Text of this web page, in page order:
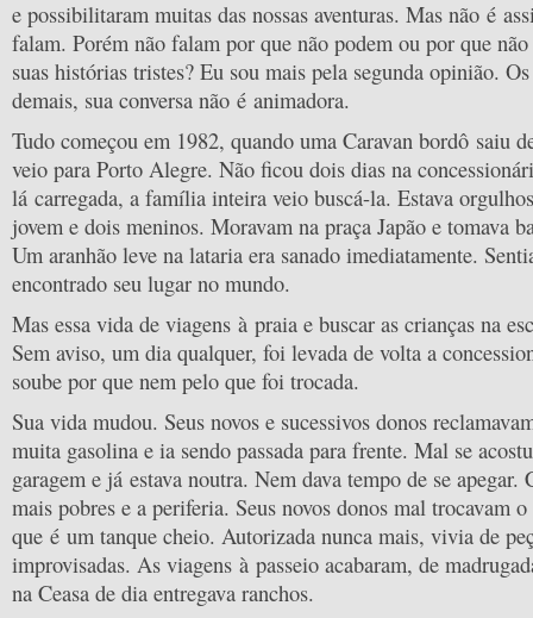
e possibilitaram muitas das nossas aventuras. Mas não é
falam. Porém não falam por que não podem ou por que
suas histórias tristes? Eu sou mais pela segunda opinião.
demais, sua conversa não é animadora.
Tudo começou em 1982, quando uma Caravan bordô saiu
veio para Porto Alegre. Não ficou dois dias na
lá carregada, a família inteira veio buscá-la. Estava
jovem e dois meninos. Moravam na praça Japão e tomava
Um aranhão leve na lataria era sanado imediatamente.
encontrado seu lugar no mundo.
Mas essa vida de viagens à praia e buscar as crianças na
Sem aviso, um dia qualquer, foi levada de volta a
soube por que nem pelo que foi trocada.
Sua vida mudou. Seus novos e sucessivos donos
muita gasolina e ia sendo passada para frente. Mal se
garagem e já estava noutra. Nem dava tempo de se apegar.
mais pobres e a periferia. Seus novos donos mal trocavam
que é um tanque cheio. Autorizada nunca mais, vivia de
improvisadas. As viagens à passeio acabaram, de
na Ceasa de dia entregava ranchos.